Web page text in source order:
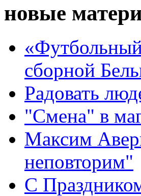
новые
сборной
Радовать
"Смена" в
Максим
неповторим"
С